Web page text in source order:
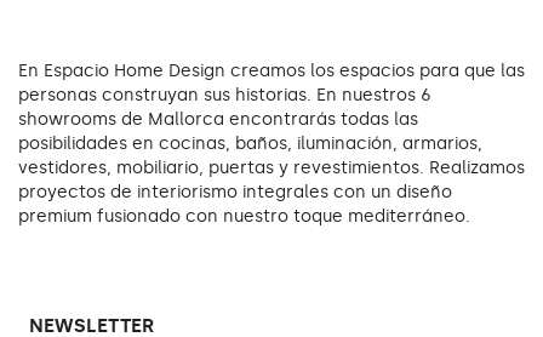
En Espacio Home Design creamos los espacios para que las
personas construyan sus historias. En nuestros 6
showrooms de Mallorca encontrarás todas las
posibilidades en cocinas, baños, iluminación, armarios,
vestidores, mobiliario, puertas y revestimientos. Realizamos
proyectos de interiorismo integrales con un diseño
premium fusionado con nuestro toque mediterráneo.
NEWSLETTER